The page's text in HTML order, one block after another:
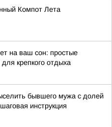
Компот Лета
на ваш сон: простые
крепкого отдыха
бывшего мужа с долей
инструкция